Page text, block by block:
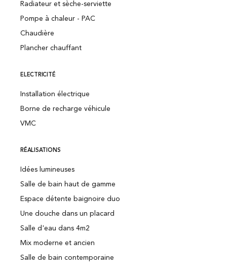
Radiateur et sèche-serviette
Pompe à chaleur - PAC
Chaudière
Plancher chauffant
ELECTRICITÉ
Installation électrique
Borne de recharge véhicule
VMC
RÉALISATIONS
Idées lumineuses
Salle de bain haut de gamme
Espace détente baignoire duo
Une douche dans un placard
Salle d'eau dans 4m2
Mix moderne et ancien
Salle de bain contemporaine